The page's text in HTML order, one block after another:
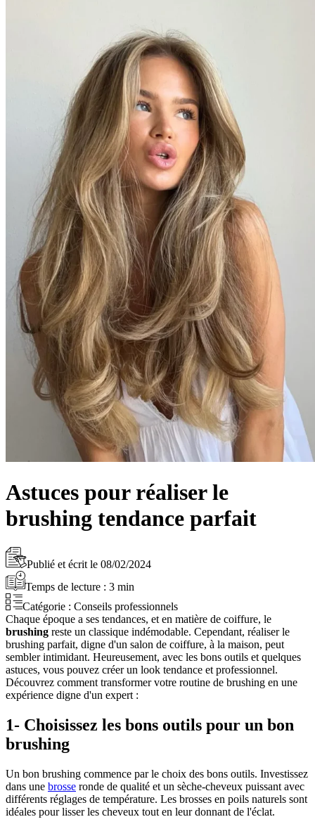
Astuces pour réaliser le
brushing tendance parfait
Publié et écrit le 08/02/2024
Temps de lecture : 3 min
Catégorie : Conseils professionnels
Chaque époque a ses tendances, et en matière de coiffure, le
brushing reste un classique indémodable. Cependant, réaliser le
brushing parfait, digne d'un salon de coiffure, à la maison, peut
sembler intimidant. Heureusement, avec les bons outils et quelques
astuces, vous pouvez créer un look tendance et professionnel.
Découvrez comment transformer votre routine de brushing en une
expérience digne d'un expert :
1- Choisissez les bons outils pour un bon
brushing
Un bon brushing commence par le choix des bons outils. Investissez
dans une brosse ronde de qualité et un sèche-cheveux puissant avec
différents réglages de température. Les brosses en poils naturels sont
idéales pour lisser les cheveux tout en leur donnant de l'éclat.